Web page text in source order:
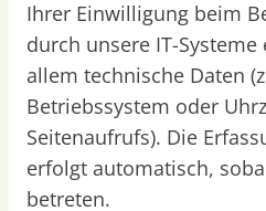
Ihrer Einwilligung beim
durch unsere IT-
allem technische Daten
Betriebssystem oder
Seitenaufrufs). Die
erfolgt automatisch,
betreten.